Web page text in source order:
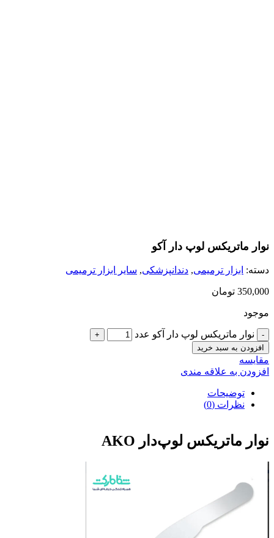
نوار ماتریکس لوپ دار آکو
دسته: ابزار ترمیمی, دندانپزشکی, سایر ابزار ترمیمی
350,000 تومان
موجود
نوار ماتریکس لوپ دار آکو عدد
افزودن به سبد خرید
مقایسه
افزودن به علاقه مندی
توضیحات
نظرات (0)
نوار ماتریکس لوپ‌دار AKO